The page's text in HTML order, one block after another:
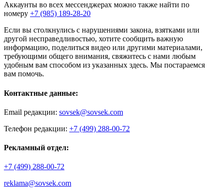
Аккаунты во всех мессенджерах можно также найти по
номеру +7 (985) 189-28-20
Если вы столкнулись с нарушениями закона, взятками или
другой несправедливостью, хотите сообщить важную
информацию, поделиться видео или другими материалами,
требующими общего внимания, свяжитесь с нами любым
удобным вам способом из указанных здесь. Мы постараемся
вам помочь.
Контактные данные:
Email редакции: sovsek@sovsek.com
Телефон редакции: +7 (499) 288-00-72
Рекламный отдел:
+7 (499) 288-00-72
reklama@sovsek.com